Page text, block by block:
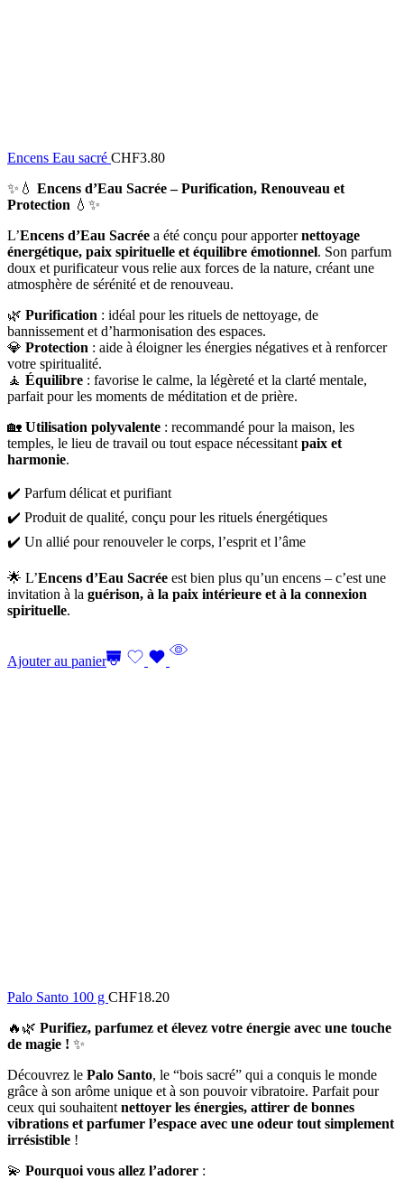
Encens Eau sacré CHF3.80
✨💧 Encens d’Eau Sacrée – Purification, Renouveau et
Protection 💧✨
L’Encens d’Eau Sacrée a été conçu pour apporternettoyage
énergétique, paix spirituelle et équilibre émotionnel. Son parfum
doux et purificateur vous relie aux forces de la nature, créant une
atmosphère de sérénité et de renouveau.
🌿 Purification : idéal pour les rituels de nettoyage, de
bannissement et d’harmonisation des espaces.
💎 Protection : aide à éloigner les énergies négatives et à renforcer
votre spiritualité.
🧘 Équilibre : favorise le calme, la légèreté et la clarté mentale,
parfait pour les moments de méditation et de prière.
🏡 Utilisation polyvalente : recommandé pour la maison, les
temples, le lieu de travail ou tout espace nécessitant paix et
harmonie.
✔️ Parfum délicat et purifiant
✔️ Produit de qualité, conçu pour les rituels énergétiques
✔️ Un allié pour renouveler le corps, l’esprit et l’âme
🌟 L’Encens d’Eau Sacrée est bien plus qu’un encens – c’est une
invitation à la guérison, à la paix intérieure et à la connexion
spirituelle.
Ajouter au panier
Palo Santo 100 g CHF18.20
🔥🌿 Purifiez, parfumez et élevez votre énergie avec une touche
de magie ! ✨
Découvrez le Palo Santo, le “bois sacré” qui a conquis le monde
grâce à son arôme unique et à son pouvoir vibratoire. Parfait pour
ceux qui souhaitent nettoyer les énergies, attirer de bonnes
vibrations et parfumer l’espace avec une odeur tout simplement
irrésistible !
💫 Pourquoi vous allez l’adorer :